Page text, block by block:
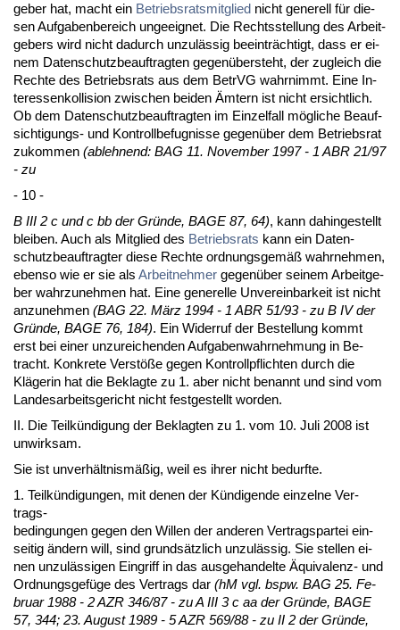
ge­ber hat, macht ein Be­triebs­rats­mit­glied nicht ge­ne­rell für die­
sen Auf­ga­ben­be­reich un­ge­eig­net. Die Rechts­stel­lung des Ar­beit­
ge­bers wird nicht da­durch un­zulässig be­ein­träch­tigt, dass er ei­
nem Da­ten­schutz­be­auf­trag­ten ge­genüber­steht, der zu­gleich die
Rech­te des Be­triebs­rats aus dem Be­trVG wahr­nimmt. Ei­ne In­
ter­es­sen­kol­li­si­on zwi­schen bei­den Ämtern ist nicht er­sicht­lich.
Ob dem Da­ten­schutz­be­auf­trag­ten im Ein­zel­fall mögli­che Be­auf­
sich­ti­gungs- und Kon­troll­be­fug­nis­se ge­genüber dem Be­triebs­rat
zu­kom­men (ab­leh­nend: BAG 11. No­vem­ber 1997 - 1 ABR 21/97
- zu
- 10 -
B III 2 c und c bb der Gründe, BA­GE 87, 64), kann da­hin­ge­stellt
blei­ben. Auch als Mit­glied des Be­triebs­rats kann ein Da­ten­
schutz­be­auf­trag­ter die­se Rech­te ord­nungs­gemäß wahr­neh­men,
eben­so wie er sie als Ar­beit­neh­mer ge­genüber sei­nem Ar­beit­ge­
ber wahr­zu­neh­men hat. Ei­ne ge­ne­rel­le Un­ver­ein­bar­keit ist nicht
an­zu­neh­men (BAG 22. März 1994 - 1 ABR 51/93 - zu B IV der
Gründe, BA­GE 76, 184). Ein Wi­der­ruf der Be­stel­lung kommt
erst bei ei­ner un­zu­rei­chen­den Auf­ga­ben­wahr­neh­mung in Be­
tracht. Kon­kre­te Verstöße ge­gen Kon­troll­pflich­ten durch die
Kläge­rin hat die Be­klag­te zu 1. aber nicht be­nannt und sind vom
Lan­des­ar­beits­ge­richt nicht fest­ge­stellt wor­den.
II. Die Teilkündi­gung der Be­klag­ten zu 1. vom 10. Ju­li 2008 ist
un­wirk­sam.
Sie ist un­verhält­nismäßig, weil es ih­rer nicht be­durf­te.
1. Teilkündi­gun­gen, mit de­nen der Kündi­gen­de ein­zel­ne Ver­
trags-
be­din­gun­gen ge­gen den Wil­len der an­de­ren Ver­trags­par­tei ein­
sei­tig ändern will, sind grundsätz­lich un­zulässig. Sie stel­len ei­
nen un­zulässi­gen Ein­griff in das aus­ge­han­del­te Äqui­va­lenz- und
Ord­nungs­gefüge des Ver­trags dar (hM vgl. bspw. BAG 25. Fe­
bru­ar 1988 - 2 AZR 346/87 - zu A III 3 c aa der Gründe, BA­GE
57, 344; 23. Au­gust 1989 - 5 AZR 569/88 - zu II 2 der Gründe,